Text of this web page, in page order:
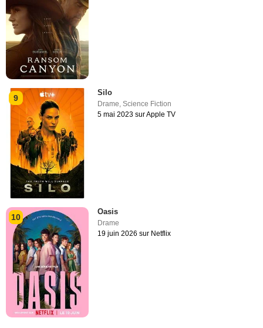
9
Silo
Drame ,Science Fiction
5 mai 2023 sur Apple TV
10
Oasis
Drame
19 juin 2026 sur Netflix